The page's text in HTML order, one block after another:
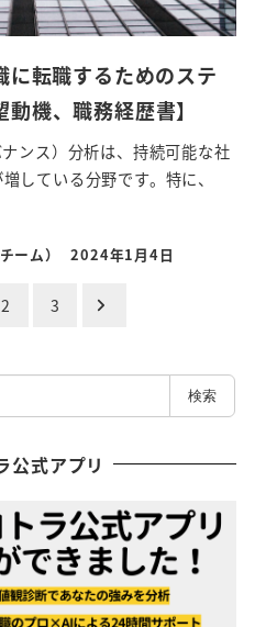
に転職するためのステ
機、職務経歴書】
ンス）分析は、持続可能な社
している分野です。特に、
ーム） 2024年1月4日
2 3
検索
公式アプリ